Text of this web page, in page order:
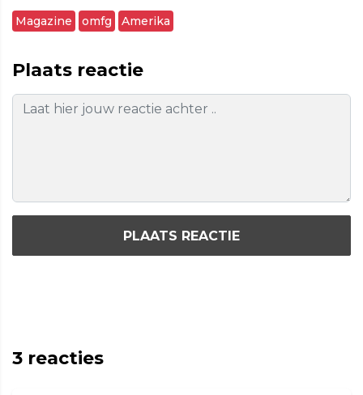
Magazine omfg Amerika
Plaats reactie
PLAATS REACTIE
3 reacties